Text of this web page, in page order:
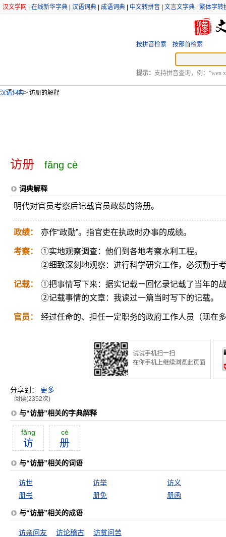
汉文学网 在线新华字典 汉语词典 成语词典 中文转拼音 文言文字典 繁体字转
按拼音检索 按部首检索
提示： 支持拼音查询，例：“wen
汉语词典> 访册的解释
访册 fǎng cè
词典解释
明代对官员考察后记载官员政绩的簿册。
政绩： 亦作“政勣”。指官吏在执政时办事的成绩。
考察：
①实地观察调查：他们到各地考察水利工程。
②细致深刻地观察：进行科学研究工作，必须勤于
记载：
①把事情写下来：据实记载ㄧ回忆录记载了当年的
②记载事情的文章：我读过一篇当时写下的记载。
官员： 经过任命的、担任一定职务的政府工作人员（现在
试试手机扫一扫
在你手机上继续浏览此页面
分享到： 更多
阅读(2352次)
与“访册”相关的字典解释
făng
访
cè
册
与“访册”相关的词语
访世 访举
访义
册书
册免 册函
与“访册”相关的成语
访亲问友 访论稽古 访贫问苦